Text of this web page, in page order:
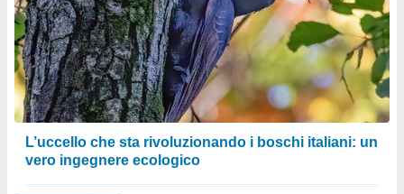
L’uccello che sta rivoluzionando i boschi italiani: un
vero ingegnere ecologico